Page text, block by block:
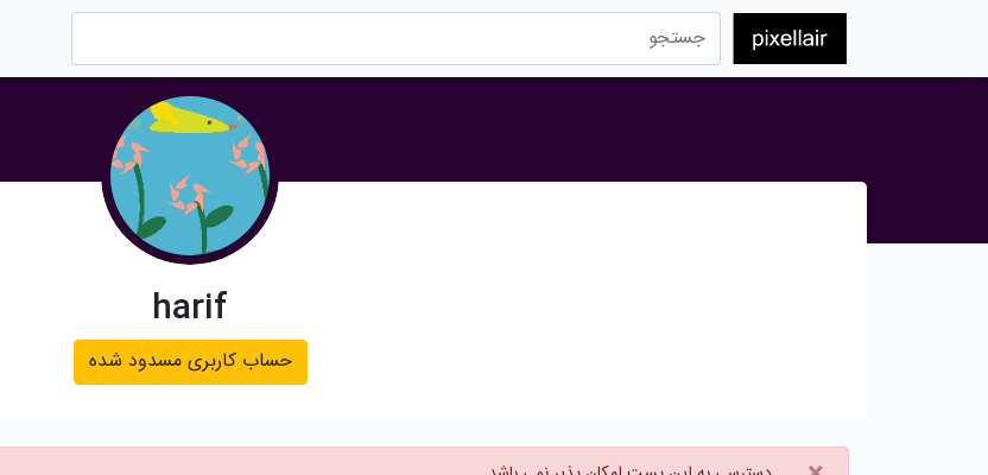
harif
حساب کاربری مسدود شده